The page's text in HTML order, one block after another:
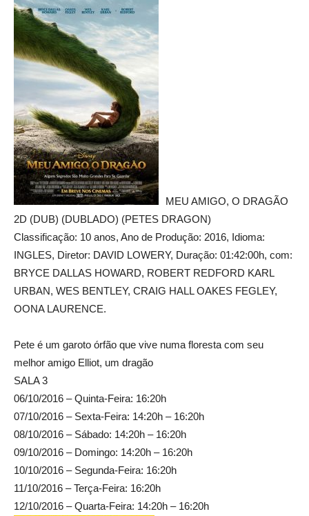
MEU AMIGO, O DRAGÃO
2D (DUB) (DUBLADO) (PETES DRAGON)
Classificação: 10 anos, Ano de Produção: 2016, Idioma:
INGLES, Diretor: DAVID LOWERY, Duração: 01:42:00h, com:
BRYCE DALLAS HOWARD, ROBERT REDFORD KARL
URBAN, WES BENTLEY, CRAIG HALL OAKES FEGLEY,
OONA LAURENCE.
Pete é um garoto órfão que vive numa floresta com seu
melhor amigo Elliot, um dragão
SALA 3
06/10/2016 – Quinta-Feira: 16:20h
07/10/2016 – Sexta-Feira: 14:20h – 16:20h
08/10/2016 – Sábado: 14:20h – 16:20h
09/10/2016 – Domingo: 14:20h – 16:20h
10/10/2016 – Segunda-Feira: 16:20h
11/10/2016 – Terça-Feira: 16:20h
12/10/2016 – Quarta-Feira: 14:20h – 16:20h